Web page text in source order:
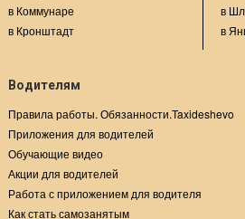
в Коммунаре
в Кронштадт
в
в
Водителям
Правила работы. Обязанности.Taxideshevo
Приложения для водителей
Обучающие видео
Акции для водителей
Работа с приложением для водителя
Как стать самозанятым